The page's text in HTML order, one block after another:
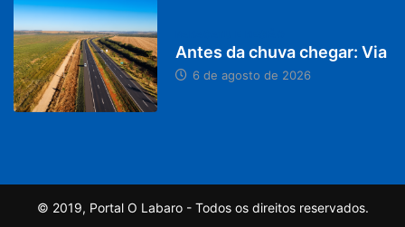
Antes da chuva chegar: Via
6 de agosto de 2026
© 2019, Portal O Labaro - Todos os direitos reservados.